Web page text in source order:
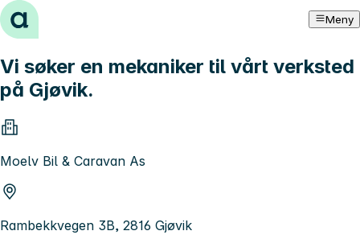
Hopp til innhold Meny
Vi søker en mekaniker til vårt verksted
på Gjøvik.
Moelv Bil & Caravan As
Rambekkvegen 3B, 2816 Gjøvik